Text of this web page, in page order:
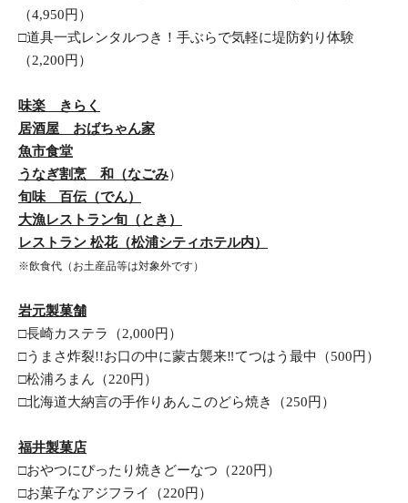
（4,950円）
□道具一式レンタルつき！手ぶらで気軽に堤防釣り体験
（2,200円）
味楽　きらく
居酒屋　おばちゃん家
魚市食堂
うなぎ割烹　和（なごみ）
旬味　百伝（でん）
大漁レストラン旬（とき）
レストラン 松花（松浦シティホテル内）
※飲食代（お土産品等は対象外です）
岩元製菓舗
□長崎カステラ（2,000円）
□うまさ炸裂!!お口の中に蒙古襲来‼てつはう最中（500円）
□松浦ろまん（220円）
□北海道大納言の手作りあんこのどら焼き（250円）
福井製菓店
□おやつにぴったり焼きどーなつ（220円）
□お菓子なアジフライ（220円）